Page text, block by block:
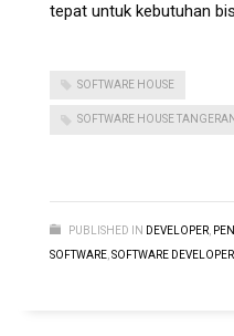
tepat untuk kebutuhan
SOFTWARE HOUSE
SOFTWARE HOUSE
PUBLISHED IN DEVELOPER
SOFTWARE SOFTWARE DEVELOPER